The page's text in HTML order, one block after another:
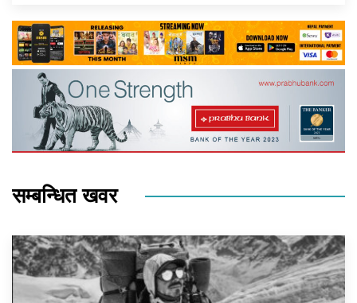
सम्बन्धित खवर